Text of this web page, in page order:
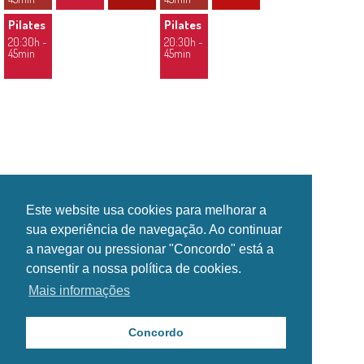
Este website usa cookies para melhorar a
sua experiência de navegação. Ao continuar
a navegar ou pressionar "Concordo" está a
consentir a nossa política de cookies.
Mais informações
Concordo
Pilates
20:30h -
45min
Pilates
20:30h -
45min
SIGA-NOS NAS REDES SOCIAIS!
Copyright Esposende2000®. Todos os direitos reservados.
Política de Privacidade